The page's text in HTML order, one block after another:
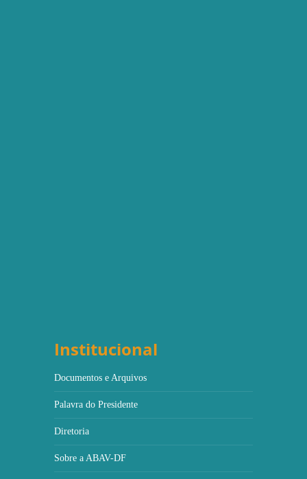
Institucional
Documentos e Arquivos
Palavra do Presidente
Diretoria
Sobre a ABAV-DF